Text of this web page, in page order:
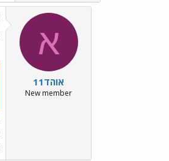
א
אוהד11
New member